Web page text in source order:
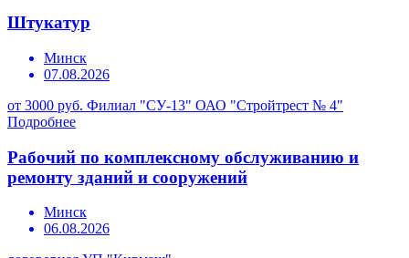
Штукатур
Минск
07.08.2026
от 3000 руб. Филиал "СУ-13" ОАО "Стройтрест № 4"
Подробнее
Рабочий по комплексному обслуживанию и
ремонту зданий и сооружений
Минск
06.08.2026